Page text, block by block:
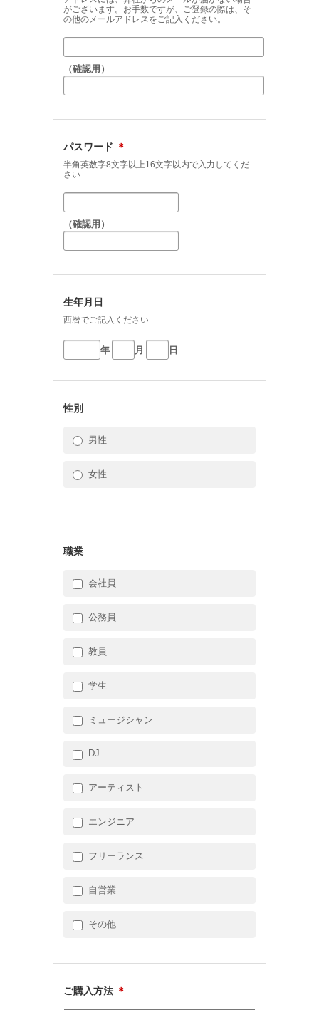
がございます。お手数ですが、ご登録の際は、そ
の他のメールアドレスをご記入ください。
（確認用）
パスワード ＊
半角英数字8文字以上16文字以内で入力してくだ
さい
（確認用）
生年月日
西暦でご記入ください
年 月 日
性別
男性
女性
職業
会社員
公務員
教員
学生
ミュージシャン
DJ
アーティスト
エンジニア
フリーランス
自営業
その他
ご購入方法 ＊